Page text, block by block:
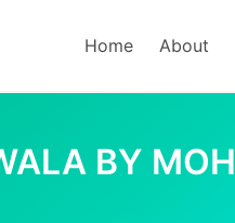
Home About
BY